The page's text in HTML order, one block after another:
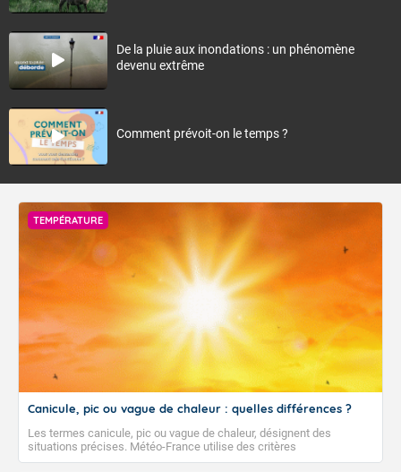
De la pluie aux inondations : un phénomène
devenu extrême
Comment prévoit-on le temps ?
TEMPÉRATURE
Canicule, pic ou vague de chaleur : quelles différences ?
Les termes canicule, pic ou vague de chaleur, désignent des
situations précises. Météo-France utilise des critères
climatologiques pour évaluer et qualifier les épisodes de chaleur qui